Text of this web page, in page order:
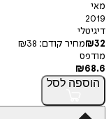
מאי
2019
דיגיטלי
₪32 מחיר קודם: ₪38
מודפס
₪68.6
הוספה לסל